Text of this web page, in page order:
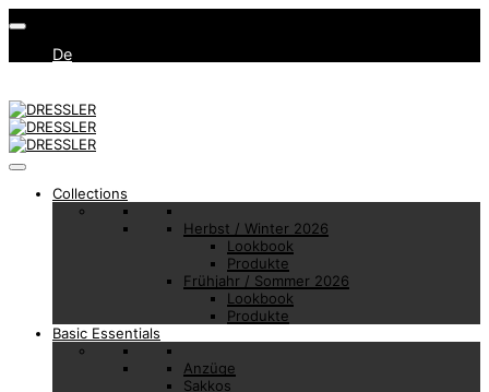
De
Collections
Herbst / Winter 2026
Lookbook
Produkte
Frühjahr / Sommer 2026
Lookbook
Produkte
Basic Essentials
Anzüge
Sakkos